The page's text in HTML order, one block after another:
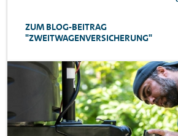
ZUM BLOG-BEITRAG
"ZWEITWAGENVERSICHERUNG"